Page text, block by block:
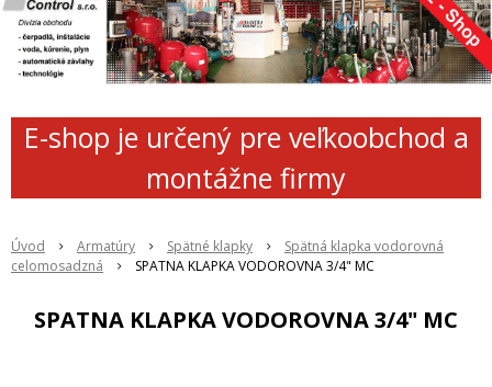
E-shop je určený pre veľkoobchod a
montážne firmy
Úvod Armatúry Spätné klapky
Spätná klapka vodorovná
celomosadzná
SPATNA KLAPKA VODOROVNA 3/4" MC
SPATNA KLAPKA VODOROVNA 3/4" MC